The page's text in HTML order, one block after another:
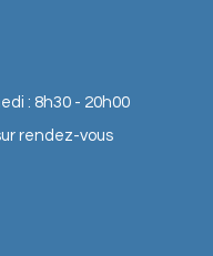
causes
: 8h30 - 20h00
rendez-vous